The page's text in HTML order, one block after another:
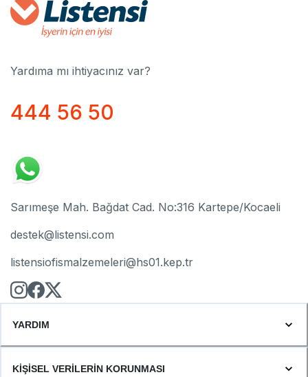
Yardıma mı ihtiyacınız var?
444 56 50
Sarımeşe Mah. Bağdat Cad. No:316 Kartepe/Kocaeli
destek@listensi.com
listensiofismalzemeleri@hs01.kep.tr
YARDIM
KİŞİSEL VERİLERİN KORUNMASI